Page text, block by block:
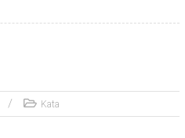
Kata